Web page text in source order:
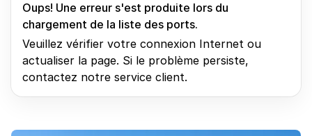
Oups! Une erreur s'est produite lors du
chargement de la liste des ports.
Veuillez vérifier votre connexion Internet ou
actualiser la page. Si le problème persiste,
contactez notre service client.